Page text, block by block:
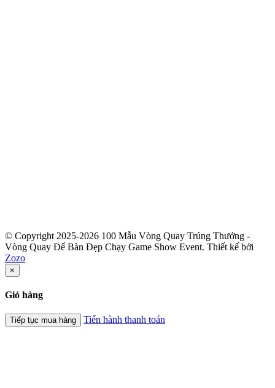
© Copyright 2025-2026 100 Mẫu Vòng Quay Trúng Thưởng -
Vòng Quay Để Bàn Đẹp Chạy Game Show Event. Thiết kế bởi
Zozo
×
Giỏ hàng
Tiếp tục mua hàng Tiến hành thanh toán